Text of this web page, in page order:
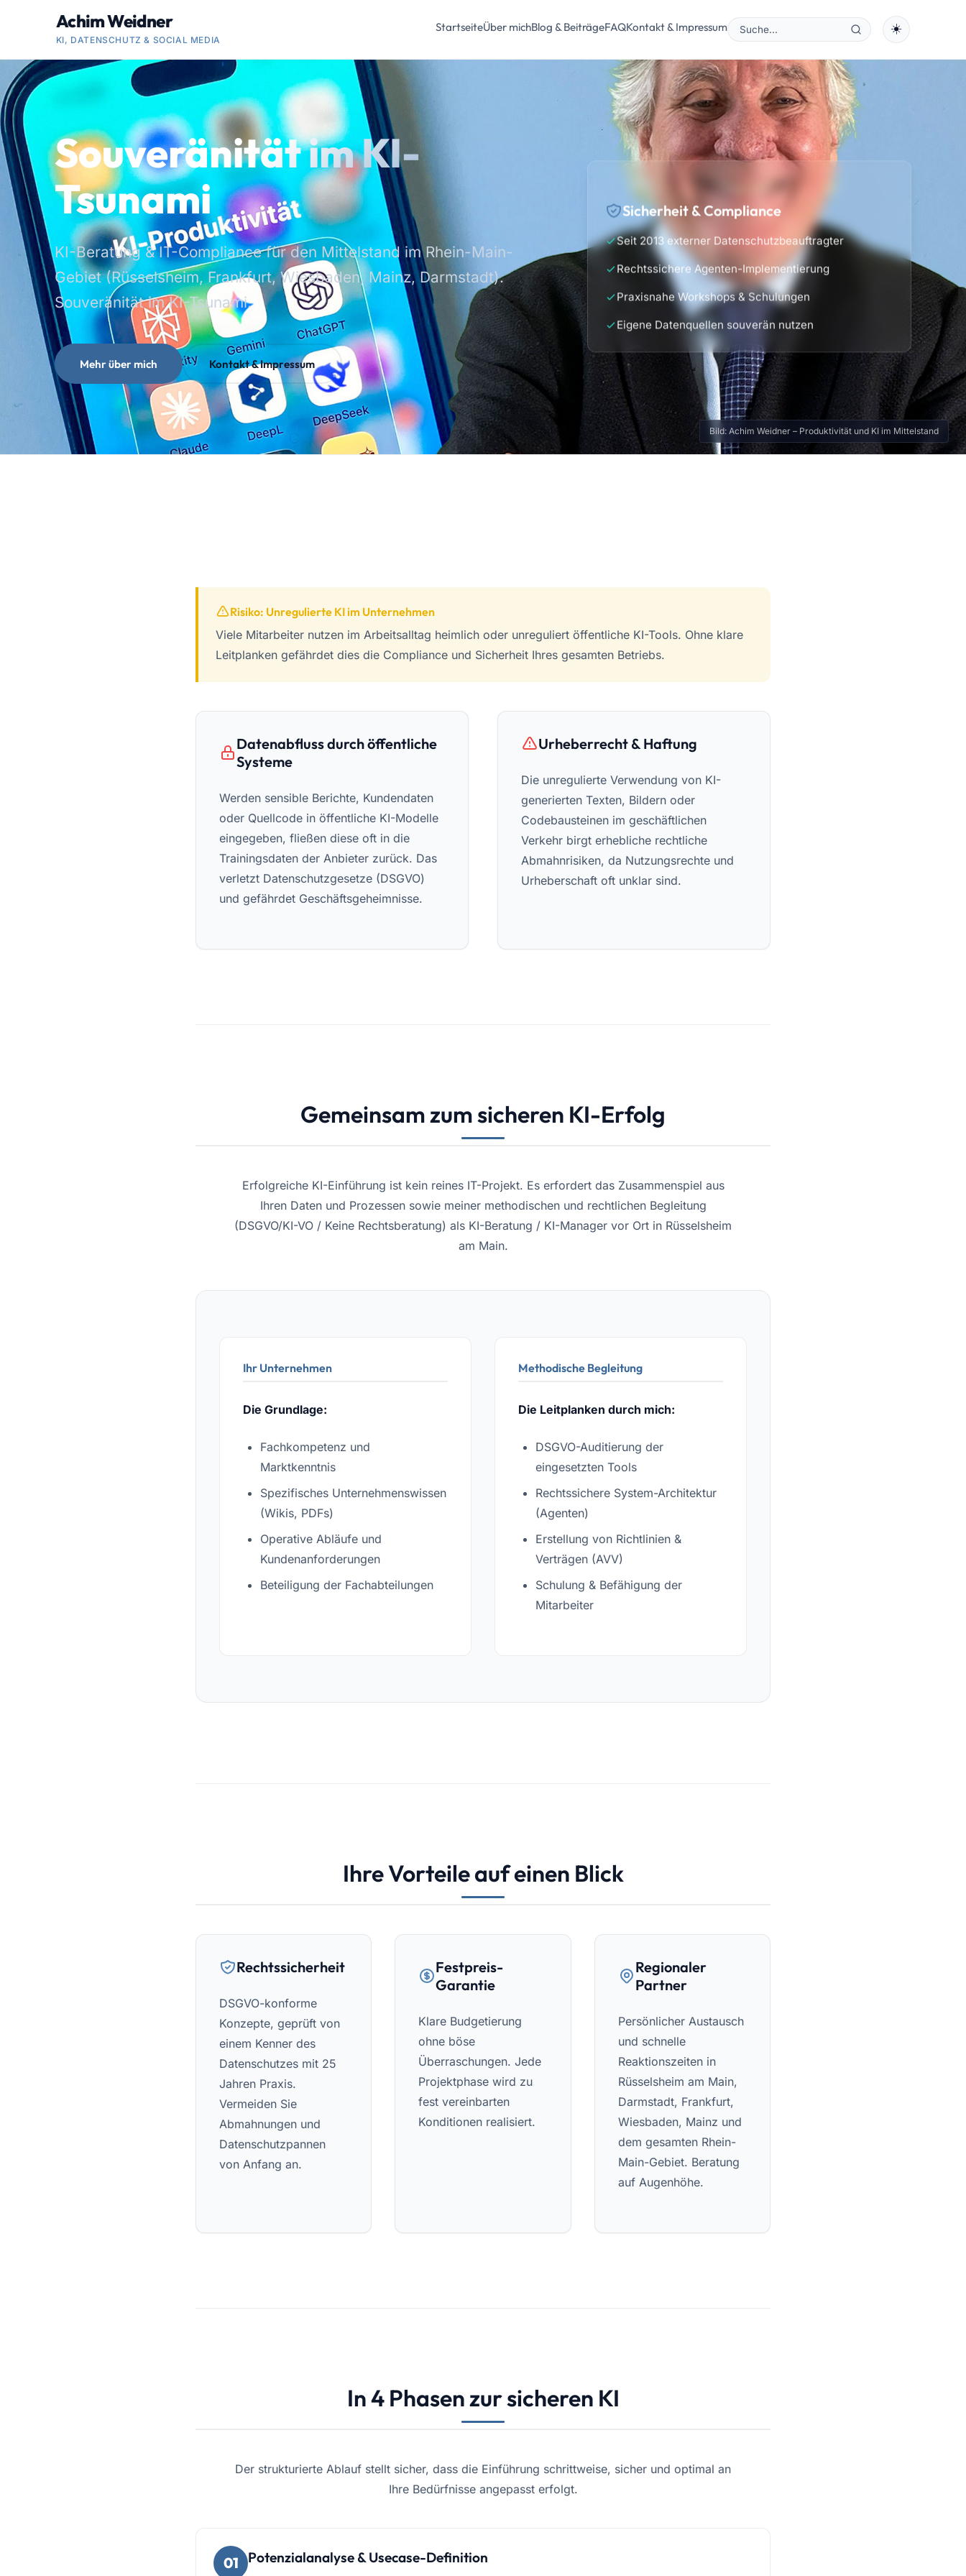
Achim Weidner
KI, DATENSCHUTZ & SOCIAL MEDIA
StartseiteÜber michBlog & BeiträgeFAQKontakt & Impressum ☀️
Souveränität im KI-
Tsunami
KI-Beratung & IT-Compliance für den Mittelstand im Rhein-Main-
Gebiet (Rüsselsheim, Frankfurt, Wiesbaden, Mainz, Darmstadt).
Souveränität im KI-Tsunami.
Mehr über mich Kontakt & Impressum
Sicherheit & Compliance
Seit 2013 externer Datenschutzbeauftragter
Rechtssichere Agenten-Implementierung
Praxisnahe Workshops & Schulungen
Eigene Datenquellen souverän nutzen
Bild: Achim Weidner – Produktivität und KI im Mittelstand
Risiko: Unregulierte KI im Unternehmen
Viele Mitarbeiter nutzen im Arbeitsalltag heimlich oder unreguliert öffentliche KI-Tools. Ohne klare
Leitplanken gefährdet dies die Compliance und Sicherheit Ihres gesamten Betriebs.
Datenabfluss durch öffentliche
Systeme
Werden sensible Berichte, Kundendaten
oder Quellcode in öffentliche KI-Modelle
eingegeben, fließen diese oft in die
Trainingsdaten der Anbieter zurück. Das
verletzt Datenschutzgesetze (DSGVO)
und gefährdet Geschäftsgeheimnisse.
Urheberrecht & Haftung
Die unregulierte Verwendung von KI-
generierten Texten, Bildern oder
Codebausteinen im geschäftlichen
Verkehr birgt erhebliche rechtliche
Abmahnrisiken, da Nutzungsrechte und
Urheberschaft oft unklar sind.
Gemeinsam zum sicheren KI-Erfolg
Erfolgreiche KI-Einführung ist kein reines IT-Projekt. Es erfordert das Zusammenspiel aus
Ihren Daten und Prozessen sowie meiner methodischen und rechtlichen Begleitung
(DSGVO/KI-VO / Keine Rechtsberatung) als KI-Beratung / KI-Manager vor Ort in Rüsselsheim
am Main.
Ihr Unternehmen
Die Grundlage:
Fachkompetenz und
Marktkenntnis
Spezifisches Unternehmenswissen
(Wikis, PDFs)
Operative Abläufe und
Kundenanforderungen
Beteiligung der Fachabteilungen
Methodische Begleitung
Die Leitplanken durch mich:
DSGVO-Auditierung der
eingesetzten Tools
Rechtssichere System-Architektur
(Agenten)
Erstellung von Richtlinien &
Verträgen (AVV)
Schulung & Befähigung der
Mitarbeiter
Ihre Vorteile auf einen Blick
Rechtssicherheit
DSGVO-konforme
Konzepte, geprüft von
einem Kenner des
Datenschutzes mit 25
Jahren Praxis.
Vermeiden Sie
Abmahnungen und
Datenschutzpannen
von Anfang an.
Festpreis-
Garantie
Klare Budgetierung
ohne böse
Überraschungen. Jede
Projektphase wird zu
fest vereinbarten
Konditionen realisiert.
Regionaler
Partner
Persönlicher Austausch
und schnelle
Reaktionszeiten in
Rüsselsheim am Main,
Darmstadt, Frankfurt,
Wiesbaden, Mainz und
dem gesamten Rhein-
Main-Gebiet. Beratung
auf Augenhöhe.
In 4 Phasen zur sicheren KI
Der strukturierte Ablauf stellt sicher, dass die Einführung schrittweise, sicher und optimal an
Ihre Bedürfnisse angepasst erfolgt.
01 Potenzialanalyse & Usecase-Definition